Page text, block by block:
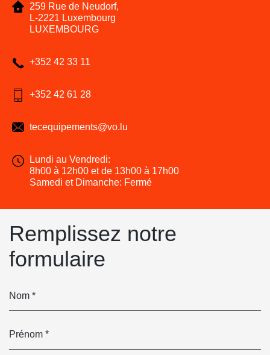
259 Rue de Neudorf,
L-2221 Luxembourg
LUXEMBOURG
+352 42 33 11
+352 42 61 28
tecequipements@vo.lu
Lundi au Vendredi:
8h00 à 12h00 et de 13h00 à 17h00
Samedi et Dimanche: Fermé
Remplissez notre
formulaire